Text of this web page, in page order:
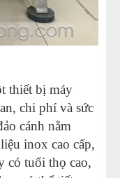
thiết bị máy
chi phí và sức
cánh nằm
inox cao cấp,
có tuổi thọ cao,